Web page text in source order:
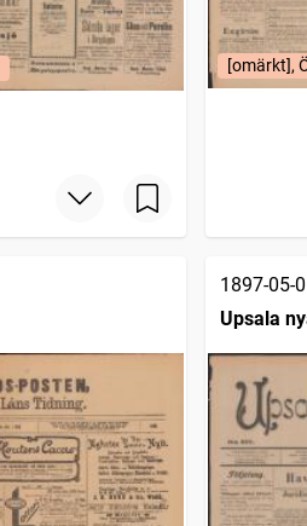
13
13
13
13
13
13
[omärkt],
1897-05-
Upsala